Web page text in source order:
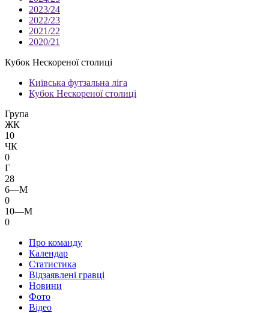
2023/24
2022/23
2021/22
2020/21
Кубок Нескореної столиці
Київська футзальна ліга
Кубок Нескореної столиці
Група
ЖК
10
ЧК
0
Г
28
6—М
0
10—М
0
Про команду
Календар
Статистика
Відзаявлені гравці
Новини
Фото
Відео